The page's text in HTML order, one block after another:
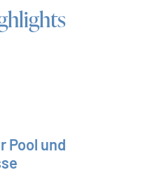
Pool und